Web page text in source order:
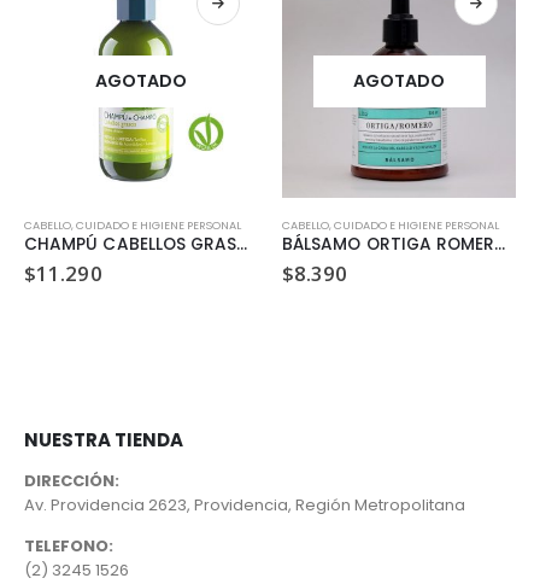
AGOTADO
CABELLO,CUIDADO E HIGIENE PERSONAL
CHAMPÚ CABELLOS GRASOS (300 ML)
$11.290
AGOTADO
CABELLO,CUIDADO E HIGIENE PERSONAL
BÁLSAMO ORTIGA ROMERO (300 ML)
$8.390
NUESTRA TIENDA
DIRECCIÓN:
Av. Providencia 2623, Providencia, Región Metropolitana
TELEFONO:
(2) 3245 1526